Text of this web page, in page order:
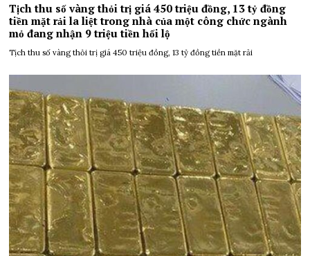
Tịch thu số vàng thỏi trị giá 450 triệu đồng, 13 tỷ đồng
tiền mặt rải la liệt trong nhà của một công chức ngành
mỏ đang nhận 9 triệu tiền hối lộ
Tịch thu số vàng thỏi trị giá 450 triệu đồng, 13 tỷ đồng tiền mặt rải